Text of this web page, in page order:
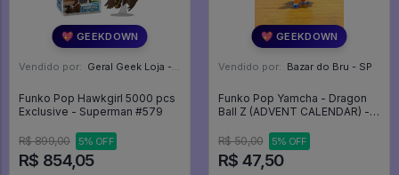
💖 GEEKDOWN
Vendido por: Geral Geek Loja - SP
Funko Pop Hawkgirl 5000 pcs
Exclusive - Superman #579
R$ 899,00 5% OFF
R$ 854,05
💖 GEEKDOWN
Vendido por: Bazar do Bru - SP
Funko Pop Yamcha - Dragon
Ball Z (ADVENT CALENDAR) -
R$ 50,00
5% OFF
R$ 47,50